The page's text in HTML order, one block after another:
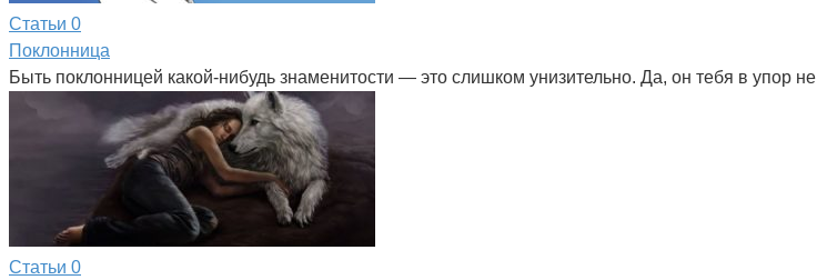
Статьи 0
Поклонница
Быть поклонницей какой-нибудь знаменитости — это слишком унизительно. Да, он тебя в упор не
Статьи 0